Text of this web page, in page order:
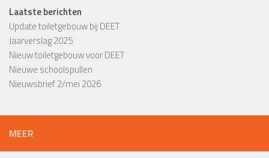
Laatste berichten
Update toiletgebouw bij DEET
Jaarverslag 2025
Nieuw toiletgebouw voor DEET
Nieuwe schoolspullen
Nieuwsbrief 2/mei 2026
MEER